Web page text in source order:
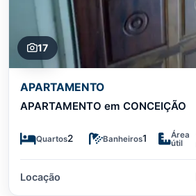
17
APARTAMENTO
APARTAMENTO em CONCEIÇÃO
Quartos2 Banheiros1
Área
útil
Locação